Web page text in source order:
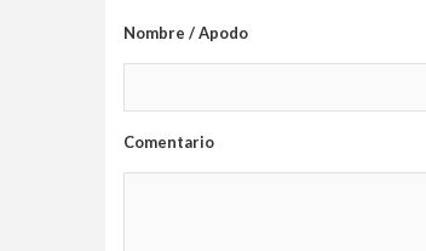
Nombre / Apodo
Comentario